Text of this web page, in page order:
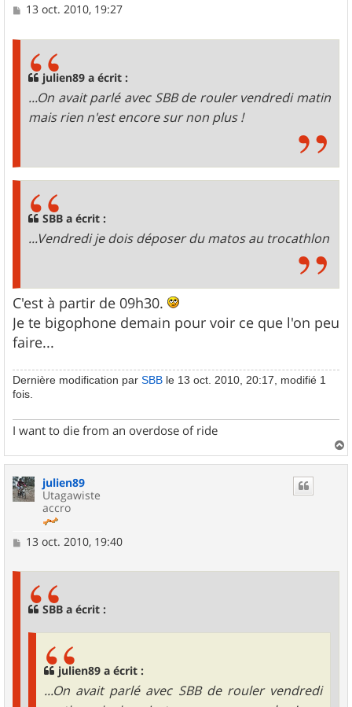
M13 oct. 2010, 19:27
julien89 a écrit :
...On avait parlé avec SBB de rouler vendredi matin
mais rien n'est encore sur non plus !
SBB a écrit :
...Vendredi je dois déposer du matos au trocathlon
C'est à partir de 09h30.
Je te bigophone demain pour voir ce que l'on peu
faire...
Dernière modification par SBB le 13 oct. 2010, 20:17, modifié 1
fois.
I want to die from an overdose of ride
a
julien89
Utagawiste
accro
M13 oct. 2010, 19:40
SBB a écrit :
julien89 a écrit :
...On avait parlé avec SBB de rouler vendredi